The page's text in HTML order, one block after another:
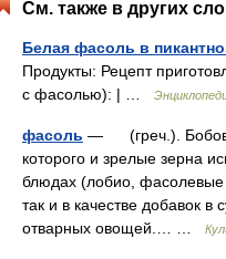
См. также в других
Белая фасоль в
Продукты: Рецепт
с фасолью): | …
фасоль — (греч.).
которого и зрелые зерна
блюдах (лобио, фасолевые
так и в качестве добавок
отварных овощей.… …